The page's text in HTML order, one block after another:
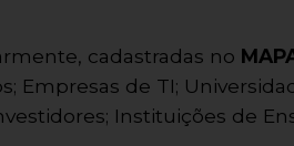
cadastradas no
Empresas de TI;
Instituições de